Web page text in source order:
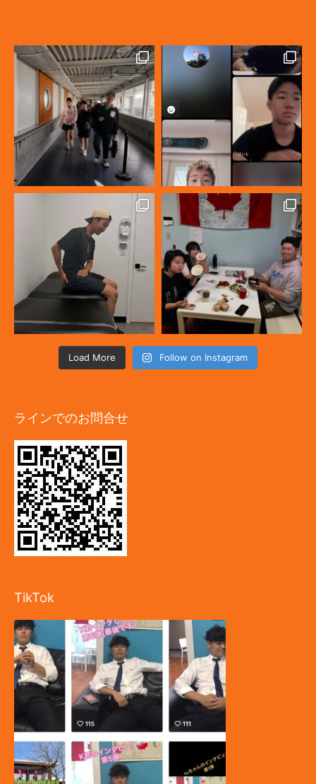
Load More Follow on Instagram
ラインでのお問合せ
TikTok